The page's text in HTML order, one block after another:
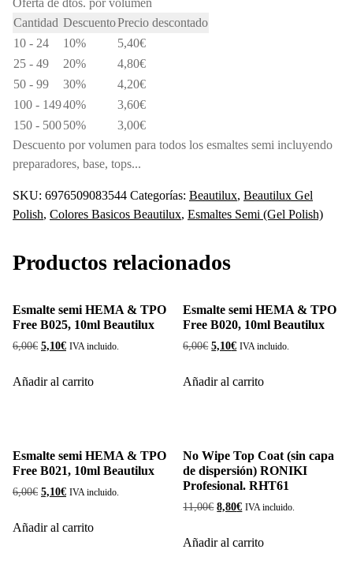
&
TPO
Free
AC106,
10ml
Beautilux
cantidad
Oferta de dtos. por volumen
Cantidad DescuentoPrecio descontado
10 - 24
10% 5,40€
25 - 49
20% 4,80€
50 - 99
30% 4,20€
100 - 14940% 3,60€
150 - 50050% 3,00€
Descuento por volumen para todos los esmaltes semi incluyendo
preparadores, base, tops...
SKU: 6976509083544 Categorías: Beautilux, Beautilux Gel
Polish, Colores Basicos Beautilux, Esmaltes Semi (Gel Polish)
Productos relacionados
Esmalte semi HEMA & TPO
Free B025, 10ml Beautilux
6,00€ El
original
5,10€El
actual
IVA incluido.
Añadir al carrito
Esmalte semi HEMA & TPO
Free B020, 10ml Beautilux
6,00€ El
original
5,10€El
actual
IVA incluido.
Añadir al carrito
Esmalte semi HEMA & TPO
Free B021, 10ml Beautilux
6,00€ El
original
5,10€El
actual
IVA incluido.
Añadir al carrito
No Wipe Top Coat (sin capa
de dispersión) RONIKI
Profesional. RHT61
11,00€ El
original
8,80€El
actual
IVA incluido.
Añadir al carrito